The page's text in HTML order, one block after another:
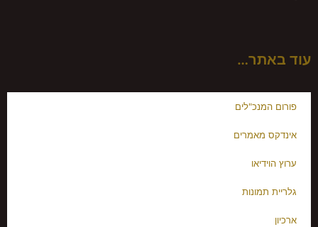
עוד באתר…
פורום המנכ"לים
אינדקס מאמרים
ערוץ הוידיאו
גלריית תמונות
ארכיון